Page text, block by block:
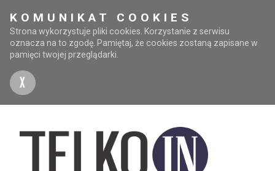
KOMUNIKAT COOKIES
Strona wykorzystuje pliki cookies. Korzystanie z serwisu
oznacza na to zgodę. Pamiętaj, że cookies zostaną zapisane w
pamięci twojej przeglądarki.
X